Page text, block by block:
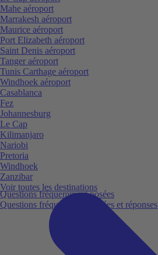
Questions fréquemment posées
Questions fréquemment posées et réponses
Mahe aéroport
Marrakesh aéroport
Maurice aéroport
Port Elizabeth aéroport
Saint Denis aéroport
Tanger aéroport
Tunis Carthage aéroport
Windhoek aéroport
Casablanca
Fez
Johannesburg
Le Cap
Kilimanjaro
Nariobi
Pretoria
Windhoek
Zanzibar
Voir toutes les destinations